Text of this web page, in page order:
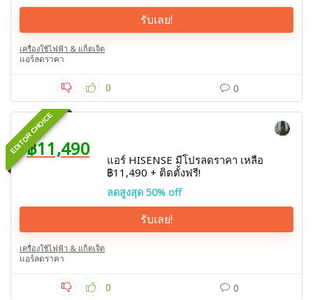
รับเลย!
เครื่องใช้ไฟฟ้า & แก็ดเจ็ต
แอร์ลดราคา
0 0
EDITOR CHOICE
฿11,490
แอร์ HISENSE มีโปรลดราคา เหลือ
฿11,490 + ติดตั้งฟรี!
ลดสูงสุด 50% off
รับเลย!
เครื่องใช้ไฟฟ้า & แก็ดเจ็ต
แอร์ลดราคา
0 0